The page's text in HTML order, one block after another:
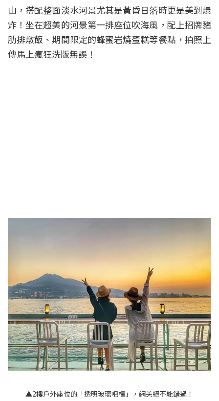
山，搭配整面淡水河景尤其是黃昏日落時更是美到爆
炸！坐在超美的河景第一排座位吹海風，配上招牌豬
肋排燉飯、期間限定的蜂蜜岩燒蛋糕等餐點，拍照上
傳馬上瘋狂洗版無誤！
▲2樓戶外座位的「透明玻璃吧檯」，網美絕不能錯過！